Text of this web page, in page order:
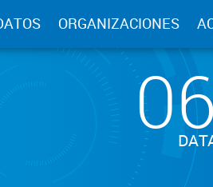
ORGANIZACIONES